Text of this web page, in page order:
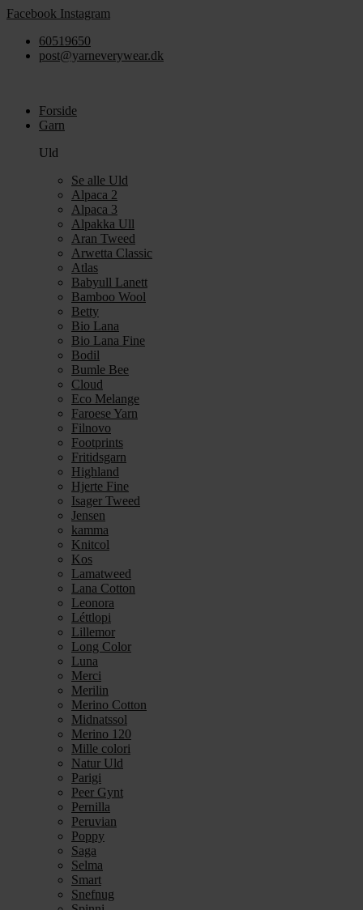
Videre
indhold
Facebook Instagram
60519650
post@yarneverywear.dk
Forside
Garn
Uld
Se alle Uld
Alpaca 2
Alpaca 3
Alpakka Ull
Aran Tweed
Arwetta Classic
Atlas
Babyull Lanett
Bamboo Wool
Betty
Bio Lana
Bio Lana Fine
Bodil
Bumle Bee
Cloud
Eco Melange
Faroese Yarn
Filnovo
Footprints
Fritidsgarn
Highland
Hjerte Fine
Isager Tweed
Jensen
kamma
Knitcol
Kos
Lamatweed
Lana Cotton
Leonora
Léttlopi
Lillemor
Long Color
Luna
Merci
Merilin
Merino Cotton
Midnatssol
Merino 120
Mille colori
Natur Uld
Parigi
Peer Gynt
Pernilla
Peruvian
Poppy
Saga
Selma
Smart
Snefnug